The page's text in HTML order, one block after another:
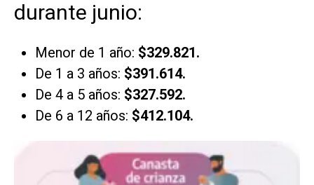
durante junio:
Menor de 1 año: $329.821.
De 1 a 3 años: $391.614.
De 4 a 5 años: $327.592.
De 6 a 12 años: $412.104.